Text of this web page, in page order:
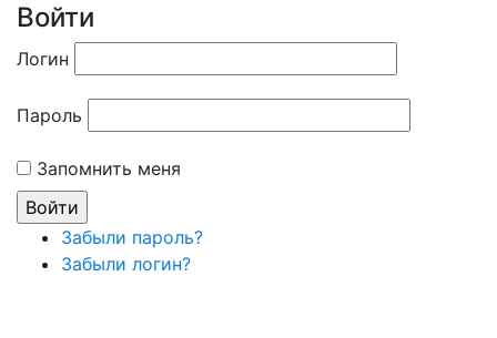
Войти
Логин
Пароль
Запомнить меня
Забыли пароль?
Забыли логин?